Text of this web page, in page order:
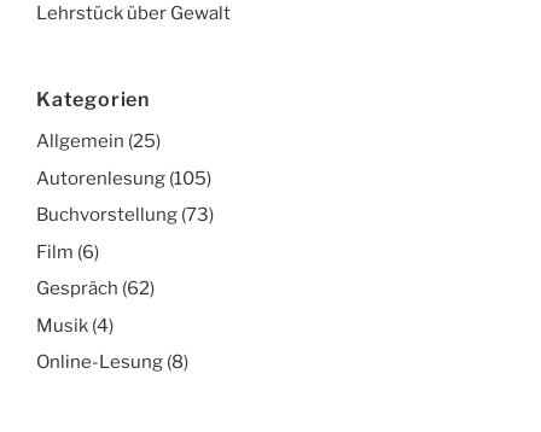
Lehrstück über Gewalt
Kategorien
Allgemein (25)
Autorenlesung (105)
Buchvorstellung (73)
Film (6)
Gespräch (62)
Musik (4)
Online-Lesung (8)